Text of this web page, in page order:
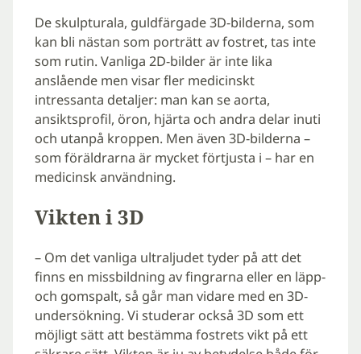
De skulpturala, guldfärgade 3D-bilderna, som
kan bli nästan som porträtt av fostret, tas inte
som rutin. Vanliga 2D-bilder är inte lika
anslående men visar fler medicinskt
intressanta detaljer: man kan se aorta,
ansiktsprofil, öron, hjärta och andra delar inuti
och utanpå kroppen. Men även 3D-bilderna –
som föräldrarna är mycket förtjusta i – har en
medicinsk användning.
Vikten i 3D
– Om det vanliga ultraljudet tyder på att det
finns en missbildning av fingrarna eller en läpp-
och gomspalt, så går man vidare med en 3D-
undersökning. Vi studerar också 3D som ett
möjligt sätt att bestämma fostrets vikt på ett